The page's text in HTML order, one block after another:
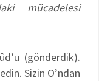
mücadelesi
(gönderdik).
Sizin O’ndan